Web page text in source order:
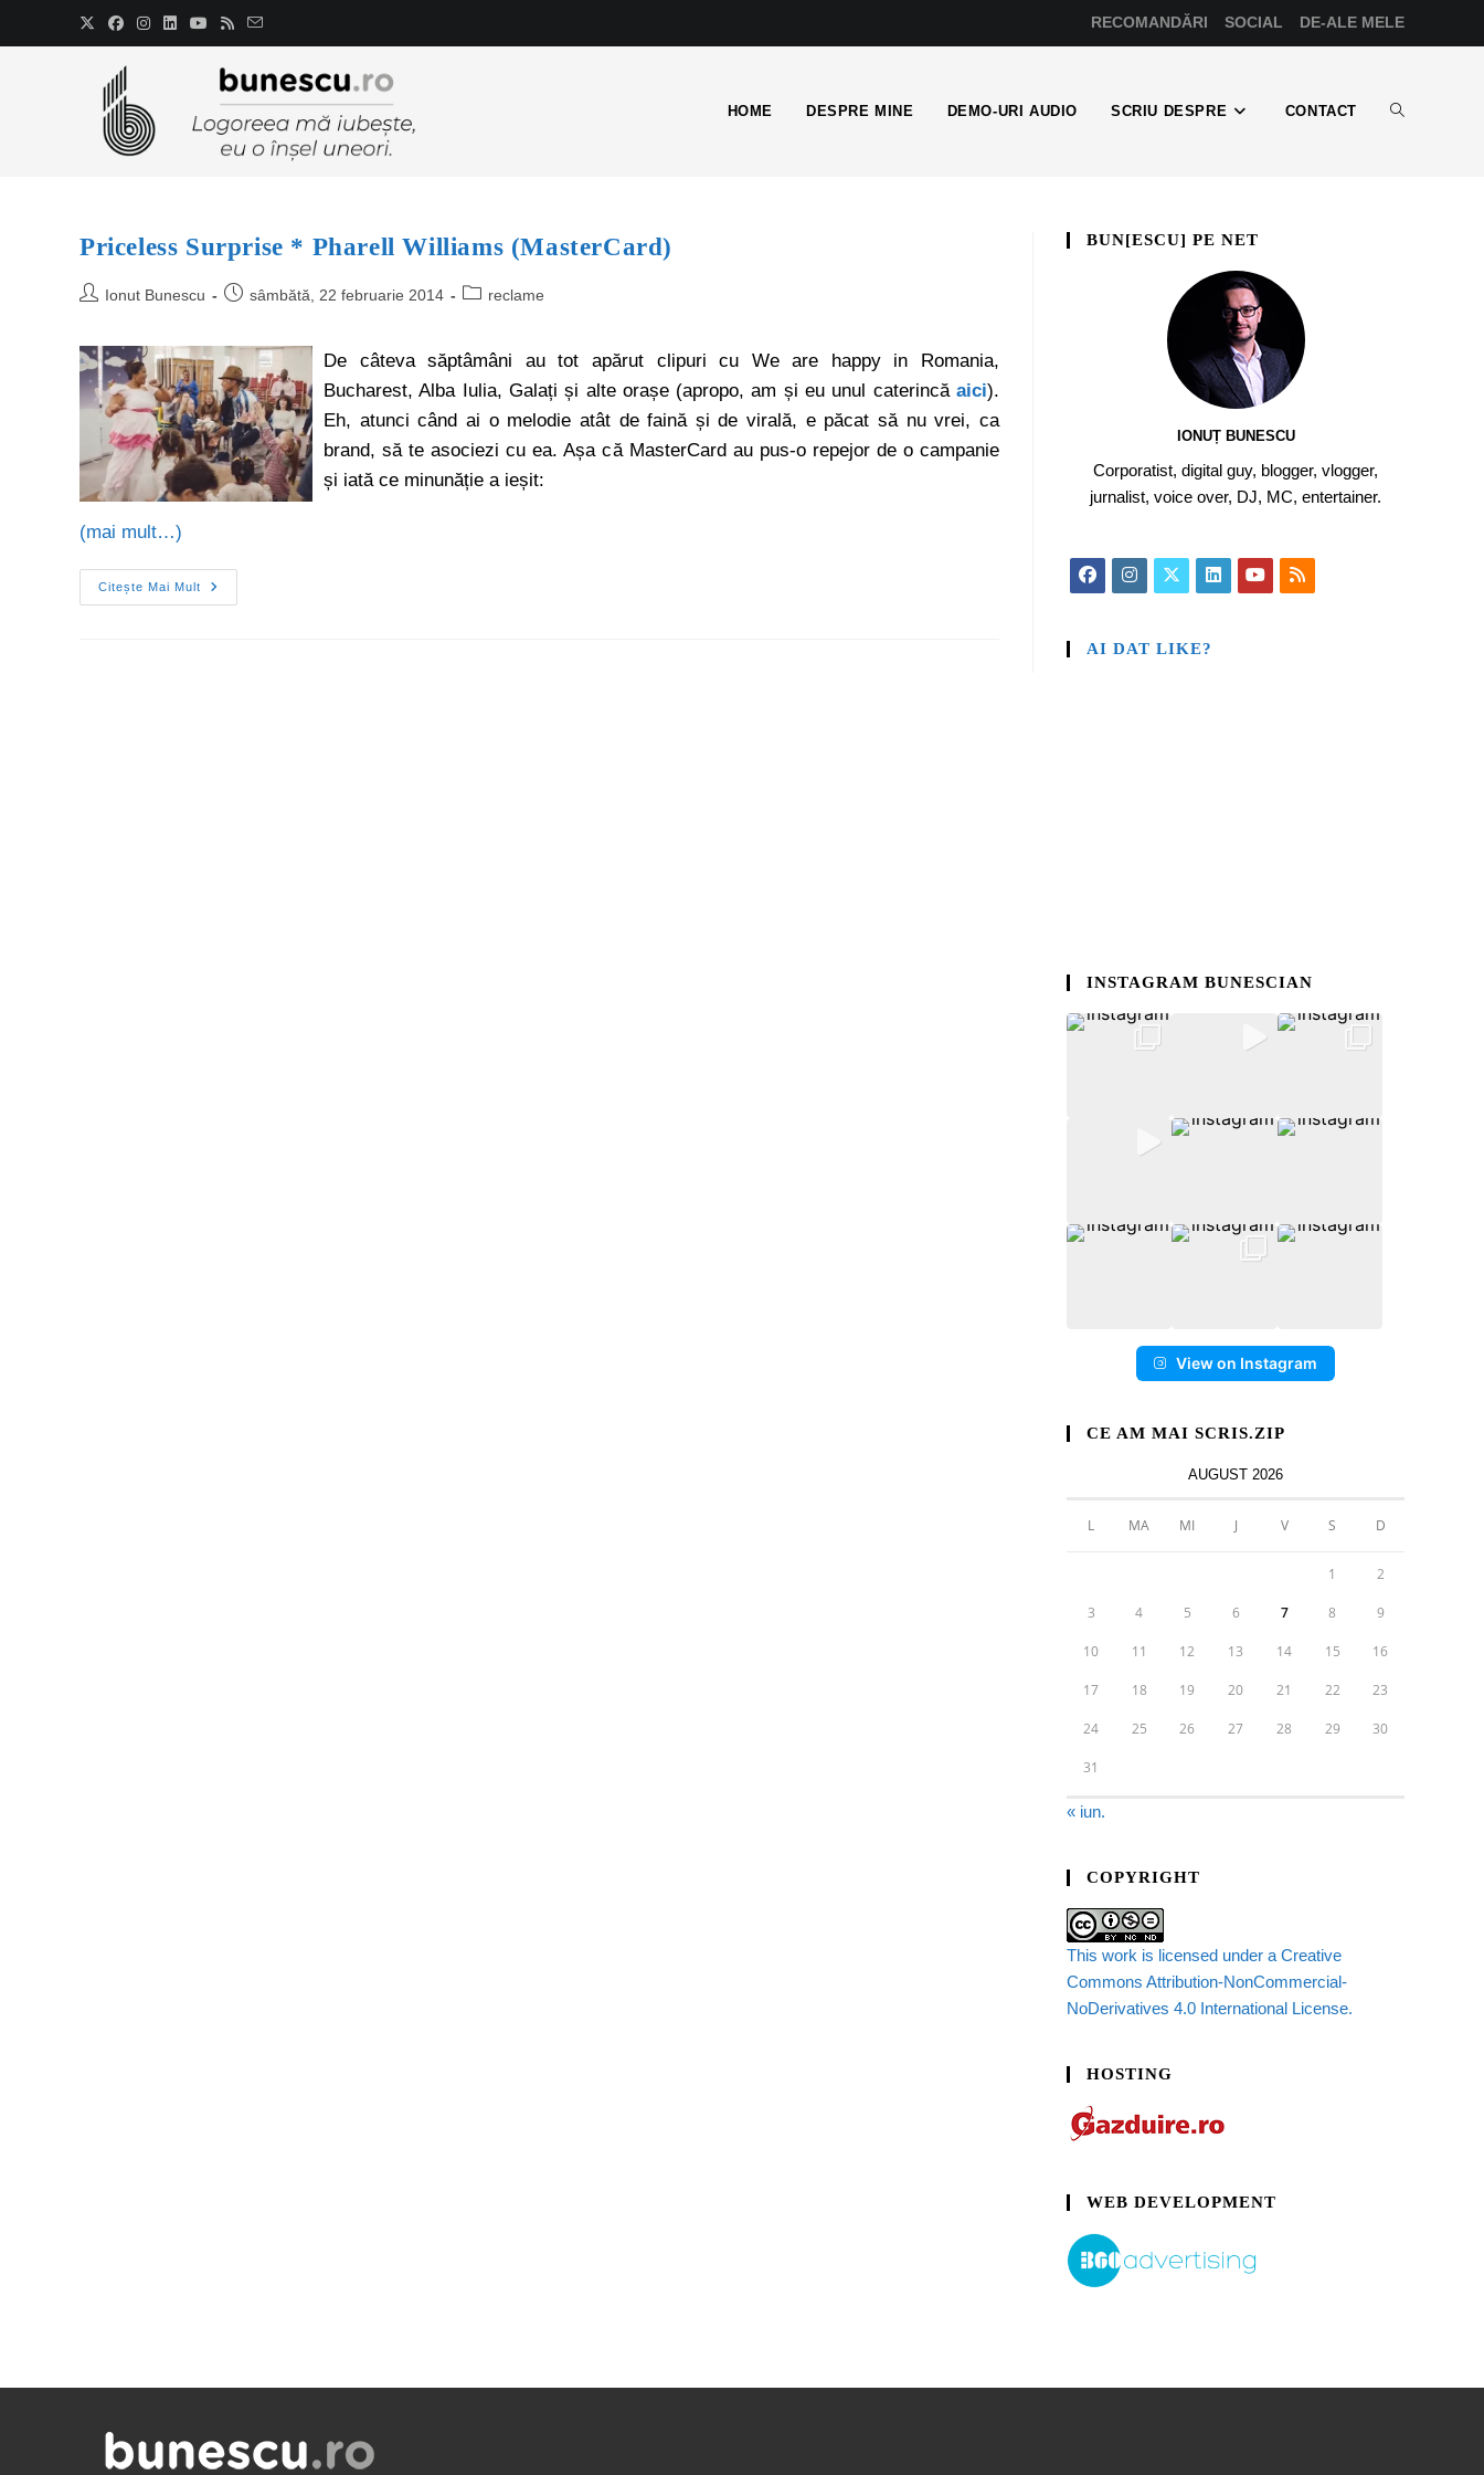
RECOMANDĂRI SOCIAL DE-ALE MELE
HOME DESPRE MINE DEMO-URI AUDIO SCRIU DESPRE CONTACT
Priceless Surprise * Pharell Williams (MasterCard)
Ionut Bunescu sâmbătă, 22 februarie 2014 reclame
De câteva săptâmâni au tot apărut clipuri cu We are happy in Romania,
Bucharest, Alba Iulia, Galați și alte orașe (apropo, am și eu unul caterincă aici).
Eh, atunci când ai o melodie atât de faină și de virală, e păcat să nu vrei, ca
brand, să te asociezi cu ea. Așa că MasterCard au pus-o repejor de o campanie
și iată ce minunăție a ieșit:
(mai mult…)
Citește Mai Mult
BUN[ESCU] PE NET
IONUȚ BUNESCU
Corporatist, digital guy, blogger, vlogger,
jurnalist, voice over, DJ, MC, entertainer.
AI DAT LIKE?
INSTAGRAM BUNESCIAN
View on Instagram
CE AM MAI SCRIS.ZIP
AUGUST 2026
L MA MI J V S D
1 2
3 4 5 6 7 8 9
10 11 12 13 14 15 16
17 18 19 20 21 22 23
24 25 26 27 28 29 30
31
« iun.
COPYRIGHT
This work is licensed under a Creative
Commons Attribution-NonCommercial-
NoDerivatives 4.0 International License.
HOSTING
WEB DEVELOPMENT